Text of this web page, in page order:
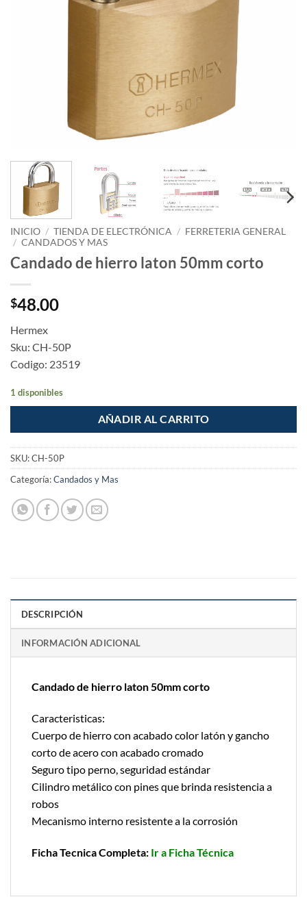
INICIO / TIENDA DE ELECTRÓNICA / FERRETERIA GENERAL
/ CANDADOS Y MAS
Candado de hierro laton 50mm corto
$48.00
Hermex
Sku: CH-50P
Codigo: 23519
1 disponibles
AÑADIR AL CARRITO
SKU:CH-50P
Categoría:Candados y Mas
DESCRIPCIÓN
INFORMACIÓN ADICIONAL
Candado de hierro laton 50mm corto
Caracteristicas:
Cuerpo de hierro con acabado color latón y gancho
corto de acero con acabado cromado
Seguro tipo perno, seguridad estándar
Cilindro metálico con pines que brinda resistencia a
robos
Mecanismo interno resistente a la corrosión
Ficha Tecnica Completa: Ir a Ficha Técnica